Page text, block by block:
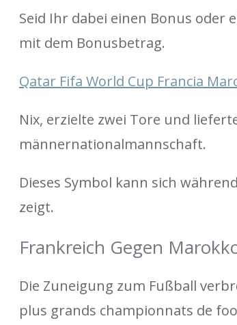
Seid Ihr dabei einen Bonus oder
mit dem Bonusbetrag.
Qatar Fifa World Cup Francia
Nix, erzielte zwei Tore und
männernationalmannschaft.
Dieses Symbol kann sich
zeigt.
Frankreich Gegen
Die Zuneigung zum Fußball
plus grands championnats de